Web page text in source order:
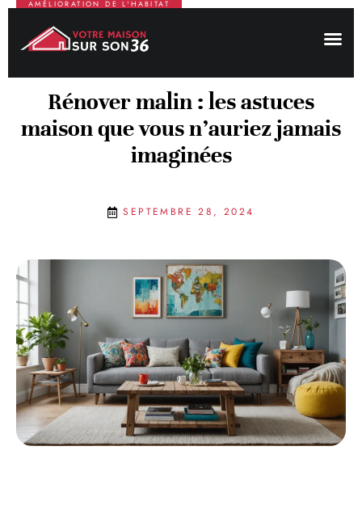
AMÉLIORATION DE L'HABITAT
Rénover malin : les astuces
maison que vous n’auriez jamais
imaginées
SEPTEMBRE 28, 2024